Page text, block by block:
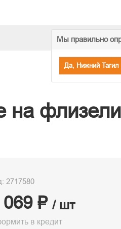
Мы правильно
Да, Нижний Тагил
на
2717580
069 ₽ / шт
в кредит